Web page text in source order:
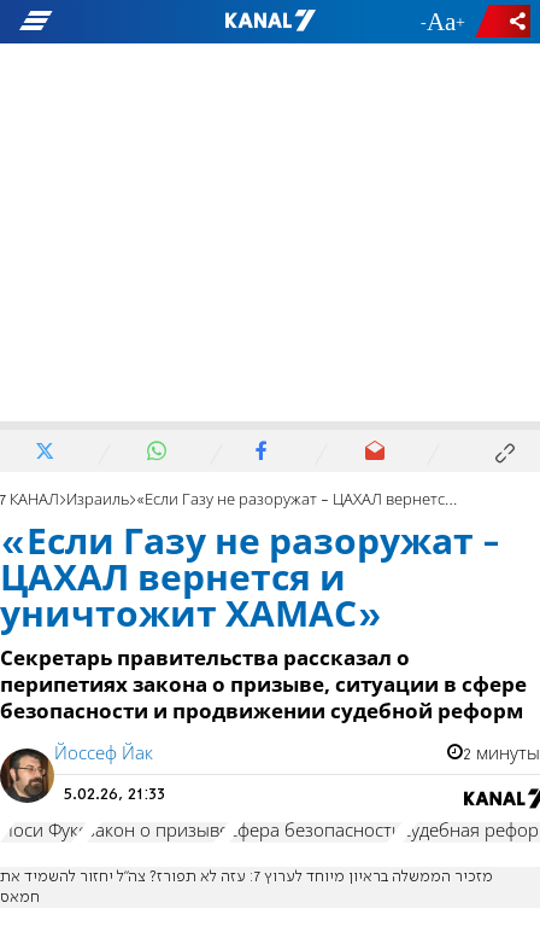
- +
7 КАНАЛ Израиль «Если Газу не разоружат - ЦАХАЛ вернется и уничтожит ХАМАС»
«Если Газу не разоружат -
ЦАХАЛ вернется и
уничтожит ХАМАС»
Секретарь правительства рассказал о
перипетиях закона о призыве, ситуации в сфере
безопасности и продвижении судебной реформ
Йоссеф Йак 2 минуты
5.02.26, 21:33
Йоси Фукс закон о призыве сфера безопасности судебная
מזכיר הממשלה בראיון מיוחד לערוץ 7: עזה לא תפורז? צה"ל יחזור להשמיד את
חמאס